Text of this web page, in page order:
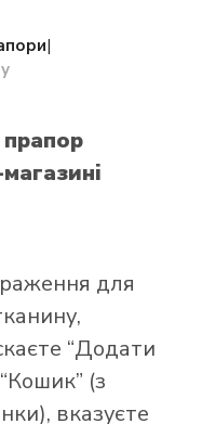
|
для
“Додати
(з
вказуєте